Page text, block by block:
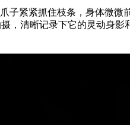
子紧紧抓住枝条，身体微微
，清晰记录下它的灵动身影